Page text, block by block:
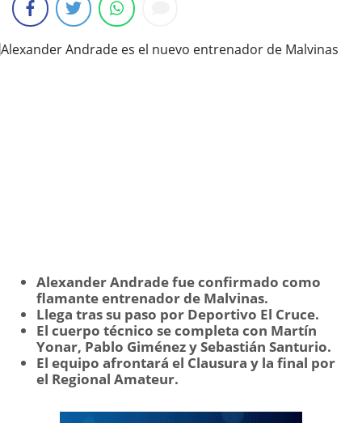
Alexander Andrade fue confirmado como
flamante entrenador de Malvinas.
Llega tras su paso por Deportivo El Cruce.
El cuerpo técnico se completa con Martín
Yonar, Pablo Giménez y Sebastián Santurio.
El equipo afrontará el Clausura y la final por
el Regional Amateur.